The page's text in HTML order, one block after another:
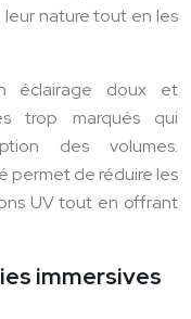
nature tout en les
éclairage doux et
trop marqués qui
des volumes.
permet de réduire les
UV tout en offrant
immersives